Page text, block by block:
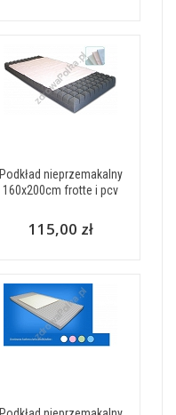
Podkład nieprzemakalny
160x200cm frotte i pcv
115,00 zł